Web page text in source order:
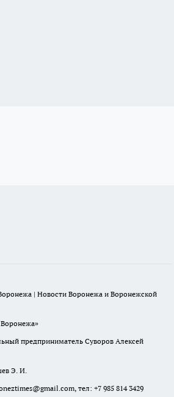
| Новости Воронежа и Воронежской
предприниматель Суворов Алексей
Э. И.
тел: +7 985 814 3429